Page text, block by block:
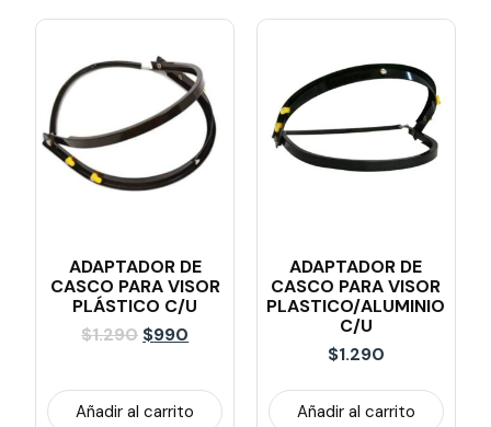
ADAPTADOR DE
CASCO PARA VISOR
PLÁSTICO C/u
$1.290 $990
Añadir al carrito
ADAPTADOR DE
CASCO PARA VISOR
PLASTICO/ALUMINIO
C/u
$1.290
Añadir al carrito